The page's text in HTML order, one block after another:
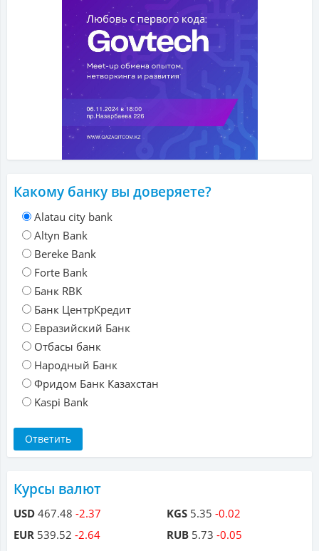
Какому банку вы доверяете?
Alatau city bank
Altyn Bank
Bereke Bank
Forte Bank
Банк RBK
Банк ЦентрКредит
Евразийский Банк
Отбасы банк
Народный Банк
Фридом Банк Казахстан
Kaspi Bank
Курсы валют
USD 467.48 -2.37
EUR 539.52 -2.64
KGS 5.35 -0.02
RUB 5.73 -0.05